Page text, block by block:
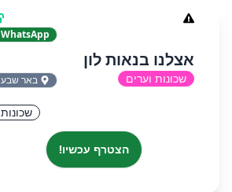
WhatsApp
אצלנו בנאות לון
שכונות וערים באר שבע
שכונות
הצטרף עכשיו!